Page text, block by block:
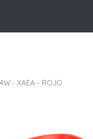
- XAEA - ROJO